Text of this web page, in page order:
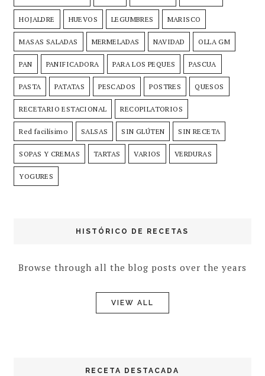
HOJALDRE HUEVOS LEGUMBRES MARISCO
MASAS SALADAS MERMELADAS NAVIDAD OLLA GM
PAN PANIFICADORA PARA LOS PEQUES PASCUA
PASTA PATATAS PESCADOS POSTRES QUESOS
RECETARIO ESTACIONAL RECOPILATORIOS
Red facilísimo SALSAS SIN GLÚTEN SIN RECETA
SOPAS Y CREMAS TARTAS VARIOS VERDURAS
YOGURES
HISTÓRICO DE RECETAS
Browse through all the blog posts over the years
VIEW ALL
RECETA DESTACADA